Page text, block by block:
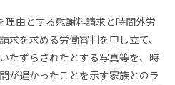
理由とする慰謝料請求と時間外労
求を求める労働審判を申し立て、
たずらされたとする写真等を、時
が遅かったことを示す家族とのラ